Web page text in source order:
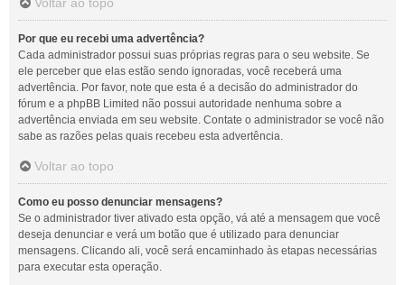
Por que eu recebi uma advertência?
Cada administrador possui suas próprias regras para o seu website. Se
ele perceber que elas estão sendo ignoradas, você receberá uma
advertência. Por favor, note que esta é a decisão do administrador do
fórum e a phpBB Limited não possui autoridade nenhuma sobre a
advertência enviada em seu website. Contate o administrador se você não
sabe as razões pelas quais recebeu esta advertência.
Voltar ao topo
Como eu posso denunciar mensagens?
Se o administrador tiver ativado esta opção, vá até a mensagem que você
deseja denunciar e verá um botão que é utilizado para denunciar
mensagens. Clicando ali, você será encaminhado às etapas necessárias
para executar esta operação.